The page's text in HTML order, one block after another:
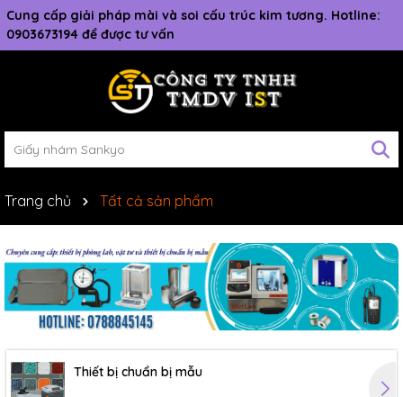
Cung cấp giải pháp mài và soi cấu trúc kim tương. Hotline:
0903673194 để được tư vấn
Trang chủ Tất cả sản phẩm
Thiết bị chuẩn bị mẫu